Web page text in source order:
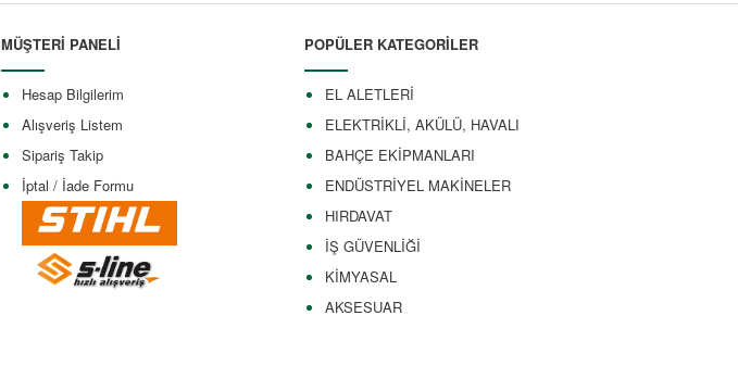
MÜŞTERİ PANELİ
Hesap Bilgilerim
Alışveriş Listem
Sipariş Takip
İptal / İade Formu
POPÜLER KATEGORİLER
EL ALETLERİ
ELEKTRİKLİ, AKÜLÜ, HAVALI
BAHÇE EKİPMANLARI
ENDÜSTRİYEL MAKİNELER
HIRDAVAT
İŞ GÜVENLİĞİ
KİMYASAL
AKSESUAR